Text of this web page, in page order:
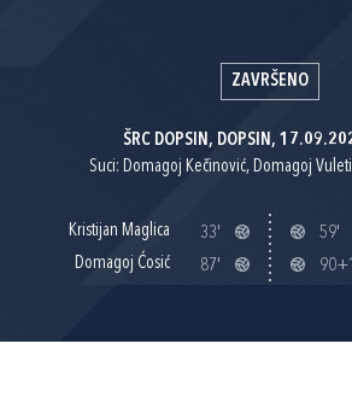
ZAVRŠENO
ŠRC DOPSIN, DOPSIN,
Suci: Domagoj Kečinović, Domagoj
Kristijan Maglica
33'
Domagoj Ćosić
87'
59'